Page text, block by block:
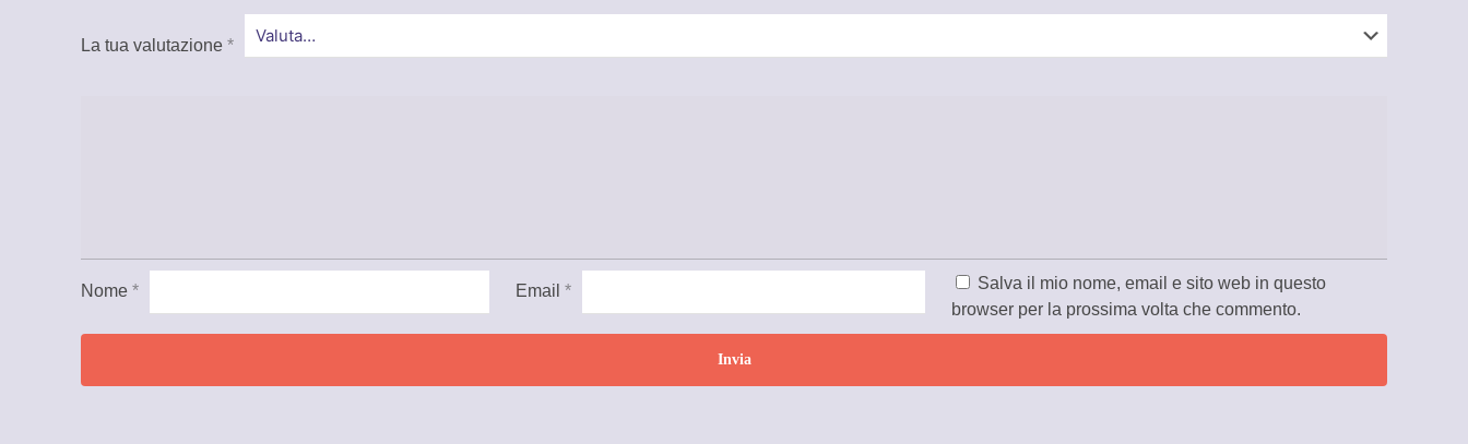
La tua valutazione *
Nome * Email*
Salva il mio nome, email e sito web in questo
browser per la prossima volta che commento.